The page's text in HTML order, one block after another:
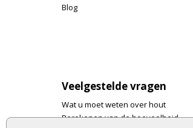
Blog
Veelgestelde vragen
Wat u moet weten over hout
Berekenen van de hoeveelheid